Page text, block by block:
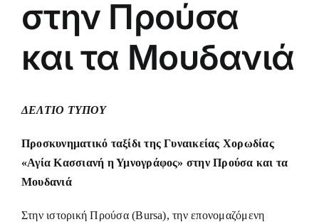
στην Προύσα
και τα Μουδανιά
ΔΕΛΤΙΟ ΤΥΠΟΥ
Προσκυνηματικό ταξίδι της Γυναικείας Χορωδίας
«Αγία Κασσιανή η Υμνογράφος» στην Προύσα και τα
Μουδανιά
Στην ιστορική Προύσα (Bursa), την επονομαζόμενη